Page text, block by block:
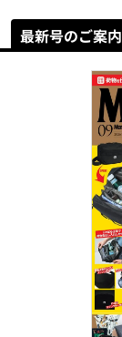
最新号のご案内